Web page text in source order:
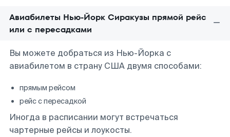
Авиабилеты Нью-Йорк Сиракузы прямой рейс
или с пересадками
Вы можете добраться из Нью-Йорка с
авиабилетом в страну США двумя способами:
прямым рейсом
рейс с пересадкой
Иногда в расписании могут встречаться
чартерные рейсы и лоукосты.